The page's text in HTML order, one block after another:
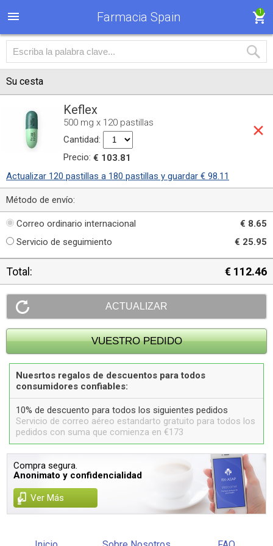
Farmacia Spain 1
Su cesta
Keflex
500 mg x 120 pastillas
Cantidad:
Precio: € 103.81
Actualizar 120 pastillas a 180 pastillas y guardar € 98.11
Método de envío:
Correo ordinario internacional
€ 8.65
Servicio de seguimiento
€ 25.95
Total: € 112.46
Nuesrtos regalos de descuentos para todos
consumidores confiables:
10% de descuento para todos los siguientes pedidos
Servicio de correo aéreo estandarto gratuito para todos los
pedidos con suma que comienza en €173
Compra segura.
Anonimato y confidencialidad
Ver Más